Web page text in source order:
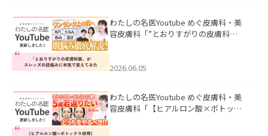
わたしの名医Youtube めぐ皮膚科・美
容皮膚科「”とおりすがりの皮膚科
2026.06.05
わたしの名医Youtube めぐ皮膚科・美
容皮膚科「【ヒアルロン酸×ボトック